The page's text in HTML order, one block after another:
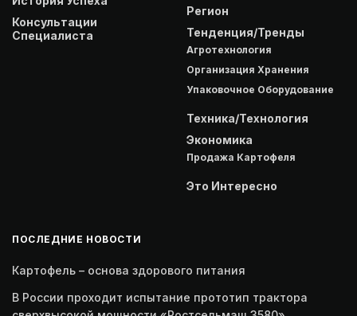
Консультации
Специалиста
Регион
Тенденция/Тренды
Агротехнология
Организация Хранения
Упаковочное Оборудование
Техника/Технология
Экономика
Продажа Картофеля
Это Интересно
ПОСЛЕДНИЕ НОВОСТИ
Картофель – основа здорового питания
В России проходит испытание прототип трактора